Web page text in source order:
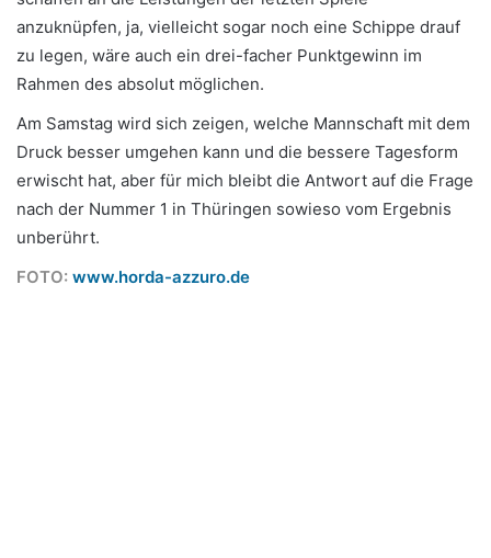
anzuknüpfen, ja, vielleicht sogar noch eine Schippe drauf
zu legen, wäre auch ein drei-facher Punktgewinn im
Rahmen des absolut möglichen.
Am Samstag wird sich zeigen, welche Mannschaft mit dem
Druck besser umgehen kann und die bessere Tagesform
erwischt hat, aber für mich bleibt die Antwort auf die Frage
nach der Nummer 1 in Thüringen sowieso vom Ergebnis
unberührt.
FOTO: www.horda-azzuro.de